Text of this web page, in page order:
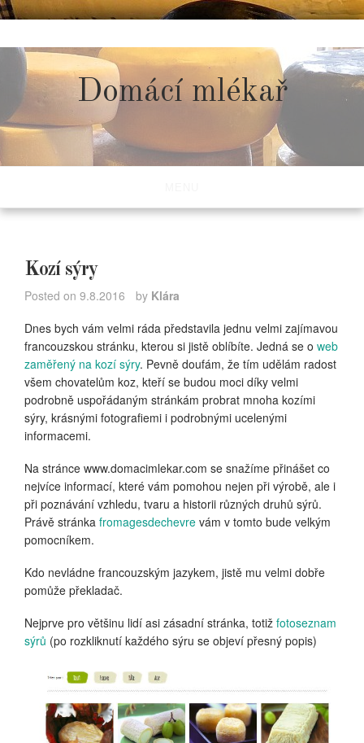
to
content
Domácí mlékař
Kozí sýry
Posted on 9.8.2016 by Klára
Dnes bych vám velmi ráda představila jednu velmi zajímavou
francouzskou stránku, kterou si jistě oblíbíte. Jedná se o web
zaměřený na kozí sýry. Pevně doufám, že tím udělám radost
všem chovatelům koz, kteří se budou moci díky velmi
podrobně uspořádaným stránkám probrat mnoha kozími
sýry, krásnými fotografiemi i podrobnými ucelenými
informacemi.
Na stránce www.domacimlekar.com se snažíme přinášet co
nejvíce informací, které vám pomohou nejen při výrobě, ale i
při poznávání vzhledu, tvaru a historii různých druhů sýrů.
Právě stránka fromagesdechevre vám v tomto bude velkým
pomocníkem.
Kdo nevládne francouzským jazykem, jistě mu velmi dobře
pomůže překladač.
Nejprve pro většinu lidí asi zásadní stránka, totiž fotoseznam
sýrů (po rozkliknutí každého sýru se objeví přesný popis)